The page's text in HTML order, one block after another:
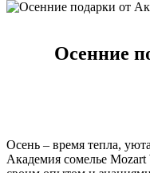
Осенние
Осень – время тепла,
Академия сомелье Mozart